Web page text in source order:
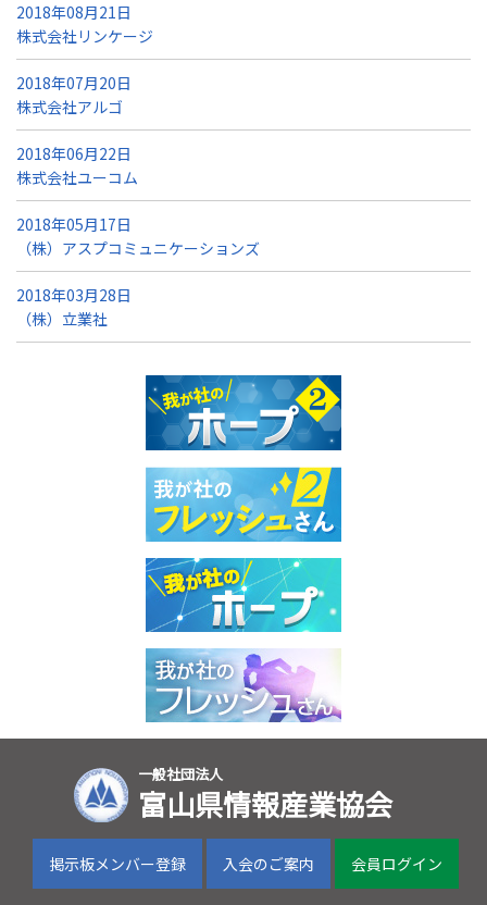
2018年08月21日
株式会社リンケージ
2018年07月20日
株式会社アルゴ
2018年06月22日
株式会社ユーコム
2018年05月17日
（株）アスプコミュニケーションズ
2018年03月28日
（株）立業社
一般社団法人
富山県情報産業協会
掲示板メンバー登録 入会のご案内 会員ログイン